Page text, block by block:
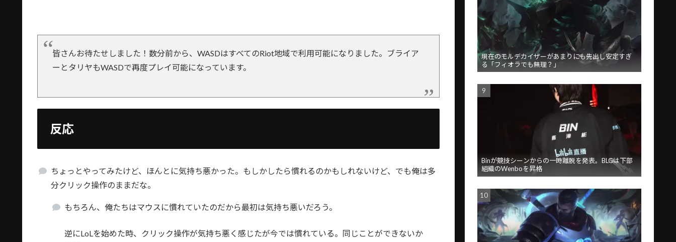
皆さんお待たせしました！数分前から、WASDはすべてのRiot地域で利用可能になりました。ブライア
ーとタリヤもWASDで再度プレイ可能になっています。
反応
ちょっとやってみたけど、ほんとに気持ち悪かった。もしかしたら慣れるのかもしれないけど、でも俺は多
分クリック操作のままだな。
もちろん、俺たちはマウスに慣れていたのだから最初は気持ち悪いだろう。
逆にLoLを始めた時、クリック操作が気持ち悪く感じたが今では慣れている。同じことができないか
現在のモルデカイザーがあまりにも先出し安定すぎ
る「フィオラでも無理？」
Binが競技シーンからの一時離脱を発表。BLGは下部
組織のWenboを昇格